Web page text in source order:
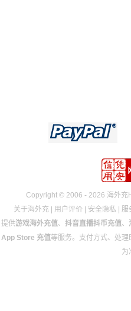
Copyright © 2006 - 2026 海外
关于海外充
用户评价 安全隐私 服
提供游戏海外充值、 抖音直播抖币充值、
App Store 充值等服务。支付方式、处
为